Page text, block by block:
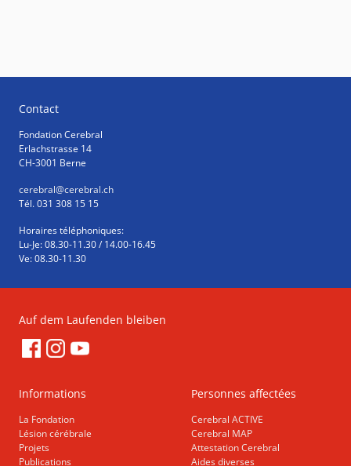
Contact
Fondation Cerebral
Erlachstrasse 14
CH-3001 Berne
cerebral@cerebral.ch
Tél. 031 308 15 15
Horaires téléphoniques:
Lu-Je: 08.30-11.30 / 14.00-16.45
Ve: 08.30-11.30
Auf dem Laufenden bleiben
Informations
La Fondation
Lésion cérébrale
Projets
Publications
Personnes affectées
Cerebral ACTIVE
Cerebral MAP
Attestation Cerebral
Aides diverses